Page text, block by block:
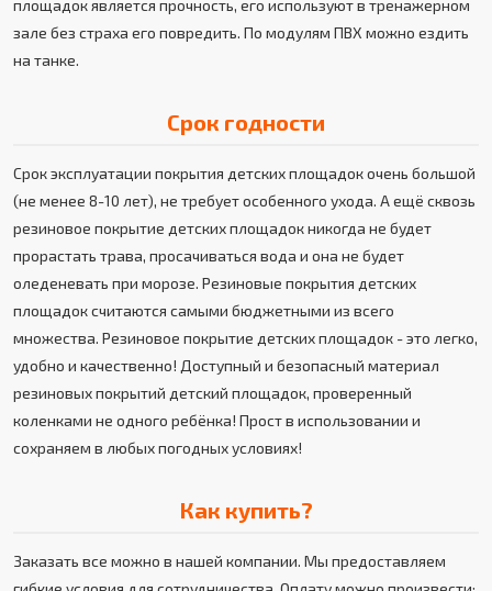
площадок является прочность, его используют в тренажерном
зале без страха его повредить. По модулям ПВХ можно ездить
на танке.
Срок годности
Срок эксплуатации покрытия детских площадок очень большой
(не менее 8-10 лет), не требует особенного ухода. А ещё сквозь
резиновое покрытие детских площадок никогда не будет
прорастать трава, просачиваться вода и она не будет
оледеневать при морозе. Резиновые покрытия детских
площадок считаются самыми бюджетными из всего
множества. Резиновое покрытие детских площадок - это легко,
удобно и качественно! Доступный и безопасный материал
резиновых покрытий детский площадок, проверенный
коленками не одного ребёнка! Прост в использовании и
сохраняем в любых погодных условиях!
Как купить?
Заказать все можно в нашей компании. Мы предоставляем